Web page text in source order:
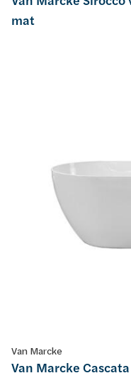
mat
Van Marcke
Van Marcke